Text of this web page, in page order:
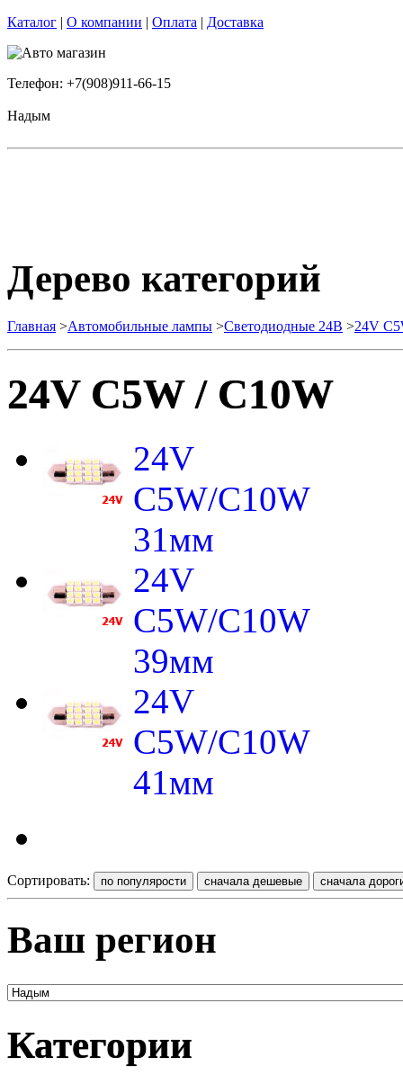
Каталог | О компании | Оплата | Доставка
Телефон: +7(908)911-66-15
Надым
Дерево категорий
Главная >Автомобильные лампы >Cветодиодные 24B >24V
24V C5W / C10W
24V
C5W/C10W
31мм
24V
C5W/C10W
39мм
24V
C5W/C10W
41мм
Сортировать:
Ваш регион
Категории